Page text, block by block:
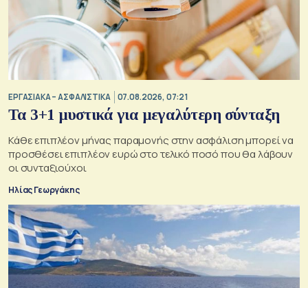
ΕΡΓΑΣΙΑΚΑ – ΑΣΦΑΛΙΣΤΙΚΑ 07.08.2026, 07:21
Τα 3+1 μυστικά για μεγαλύτερη σύνταξη
Κάθε επιπλέον μήνας παραμονής στην ασφάλιση μπορεί να
προσθέσει επιπλέον ευρώ στο τελικό ποσό που θα λάβουν
οι συνταξιούχοι
Ηλίας Γεωργάκης